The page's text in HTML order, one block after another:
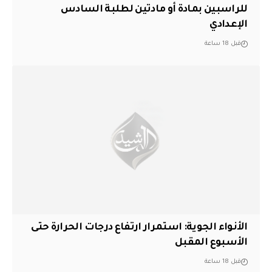
للراسبين بمادة أو مادتين لطلبة السادس
الإعدادي
قبل 18 ساعة
الأنواء الجوية: استمرار ارتفاع درجات الحرارة حتى
الأسبوع المقبل
قبل 18 ساعة